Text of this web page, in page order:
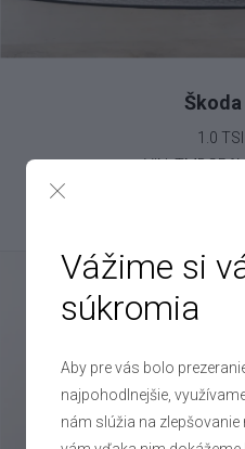
Škoda
1.0
VIN:
Vážime si
súkromia
Aby pre vás bolo
najpohodlnejšie,
nám slúžia na